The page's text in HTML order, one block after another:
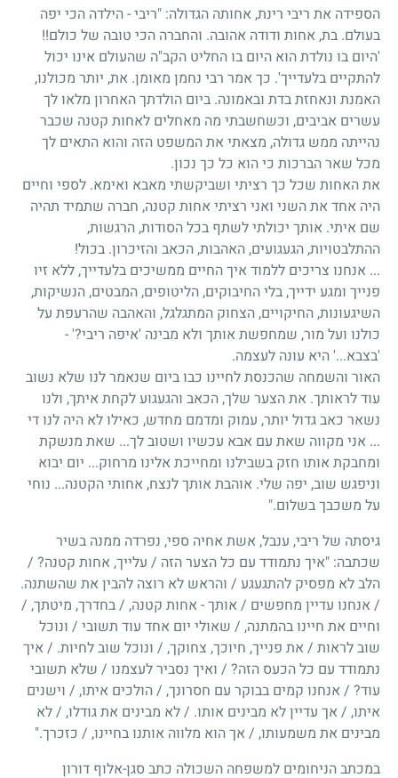
הספידה את ריבי רינת, אחותה הגדולה: "ריבי - הילדה הכי יפה
בעולם. בת, אחות ודודה אהובה. והחברה הכי טובה של כולם!!
'היום בו נולדת הוא היום בו החליט הקב"ה שהעולם אינו יכול
להתקיים בלעדייך'. כך אמר רבי נחמן מאומן. את, יותר מכולנו,
האמנת ונאחזת בדת ובאמונה. ביום הולדתך האחרון מלאו לך
עשרים אביבים, וכשחשבתי מה מאחלים לאחות קטנה שכבר
נהייתה ממש גדולה, מצאתי את המשפט הזה והוא התאים לך
מכל שאר הברכות כי הוא כל כך נכון.
את האחות שכל כך רציתי ושביקשתי מאבא ואימא. לספי וחיים
היה אחד את השני ואני רציתי אחות קטנה, חברה שתמיד תהיה
שם איתי. אותך יכולתי לשתף בכל הסודות, הרגשות,
ההתלבטויות, הגעגועים, האהבות, הכאב והזיכרון. בכול!
... אנחנו צריכים ללמוד איך החיים ממשיכים בלעדייך, ללא זיו
פנייך ומגע ידייך, בלי החיבוקים, הליטופים, המבטים, הנשיקות,
השיגעונות, החיקויים, הצחוק המתגלגל, והאהבה שהרעפת על
כולנו ועל מור, שמחפשת אותך ולא מבינה 'איפה ריבי?' -
'בצבא...' היא עונה לעצמה.
האור והשמחה שהכנסת לחיינו כבו ביום שנאמר לנו שלא נשוב
עוד לראותך. את הצער שלך, הכאב והגעגוע לקחת איתך, ולנו
נשאר כאב גדול יותר, עמוק ומדמם מחדש, כאילו לא היה לנו די
... אני מקווה שאת עם אבא עכשיו ושטוב לך... שאת מנשקת
ומחבקת אותו חזק בשבילנו ומחייכת אלינו מרחוק... יום יבוא
וניפגש שוב, יפה שלי. אוהבת אותך לנצח, אחותי הקטנה... נוחי
על משכבך בשלום."
גיסתה של ריבי, ענבל, אשת אחיה ספי, נפרדה ממנה בשיר
שכתבה: "איך נתמודד עם כל הצער הזה / עלייך, אחות קטנה? /
הלב לא מפסיק להתגעגע / והראש לא רוצה להבין את שהשתנה.
/ אנחנו עדיין מחפשים / אותך - אחות קטנה, / בחדרך, מיטתך, /
וחיים את חיינו בהמתנה, / שאולי יום אחד עוד תשובי / ונוכל
שוב לראות / את פנייך, חיוכך, צחוקך, / ונוכל שוב לחיות. / איך
נתמודד עם כל הכעס הזה? / ואיך נסביר לעצמנו / שלא תשובי
עוד? / אנחנו קמים בבוקר עם חסרונך, / הולכים איתו, / וישנים
איתו, / אך עדיין לא מבינים אותו. / לא מבינים את גודלו, / לא
מבינים את משמעותו, / אך הוא מלווה אותנו בחיינו, / כזכרך."
במכתב הניחומים למשפחה השכולה כתב סגן-אלוף דורון